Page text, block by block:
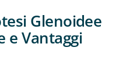
Glenoidee
e Vantaggi